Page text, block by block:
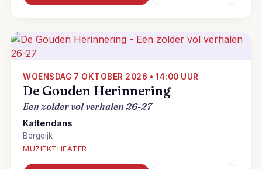
WOENSDAG 7 OKTOBER 2026 • 14:00 UUR
De Gouden Herinnering
Een zolder vol verhalen 26-27
Kattendans
Bergeijk
MUZIEKTHEATER